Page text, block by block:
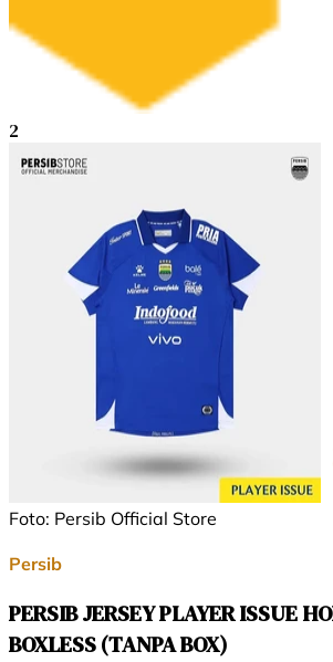
2
Foto: Persib Official Store
Persib
PERSIB JERSEY PLAYER ISSUE
BOXLESS (TANPA BOX)